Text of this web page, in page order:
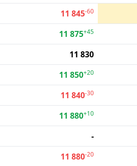
11 845-60
11 875+45
11 830
11 850+20
11 840-30
11 880+10
-
11 880-20